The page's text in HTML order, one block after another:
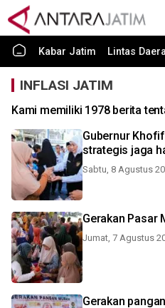
Kabar Jatim Lintas
INFLASI JATIM
Kami memiliki 1978 berita
Gubernur
strategis jaga
Sabtu, 8 Agustus
Gerakan Pasar
Jumat, 7 Agustus
Gerakan